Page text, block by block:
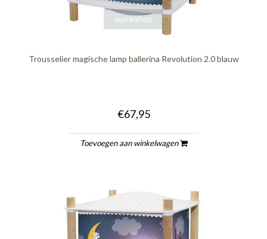
quickshop
Trousselier magische lamp ballerina Revolution 2.0 blauw
€67,95
Toevoegen aan winkelwagen